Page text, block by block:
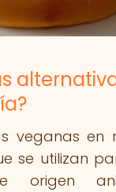
veganas en
se utilizan
origen